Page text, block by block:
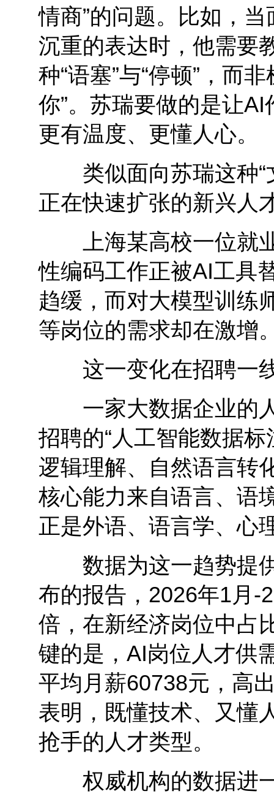
情商”的问题。比如，
沉重的表达时，他需要
种“语塞”与“停顿”，而
你”。苏瑞要做的是让AI
更有温度、更懂人心。
类似面向苏瑞这种“
正在快速扩张的新兴人
上海某高校一位就业
性编码工作正被AI工具
趋缓，而对大模型训练
等岗位的需求却在激增
这一变化在招聘一
一家大数据企业的人
招聘的“人工智能数据
逻辑理解、自然语言转
核心能力来自语言、语
正是外语、语言学、心
数据为这一趋势提供
布的报告，2026年1月-
倍，在新经济岗位中占
键的是，AI岗位人才供
平均月薪60738元，高
表明，既懂技术、又懂
抢手的人才类型。
权威机构的数据进一